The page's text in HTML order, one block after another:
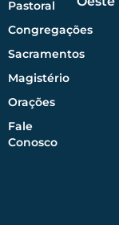
Pastoral
Congregações
Sacramentos
Magistério
Orações
Fale
Conosco